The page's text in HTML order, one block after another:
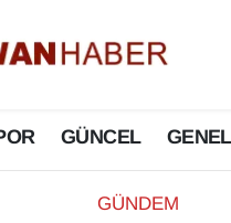
GÜNCEL GENEL
GÜNDEM
VE TEKNOLOJİ
Eczaneler
Durumu
Vakitleri